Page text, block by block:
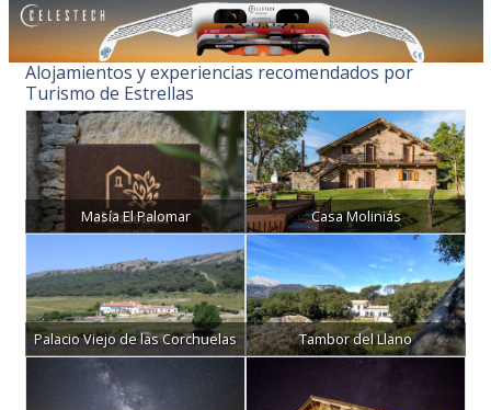
Alojamientos y experiencias recomendados por
Turismo de Estrellas
Masía El Palomar Casa Moliniás
Palacio Viejo de las Corchuelas Tambor del Llano